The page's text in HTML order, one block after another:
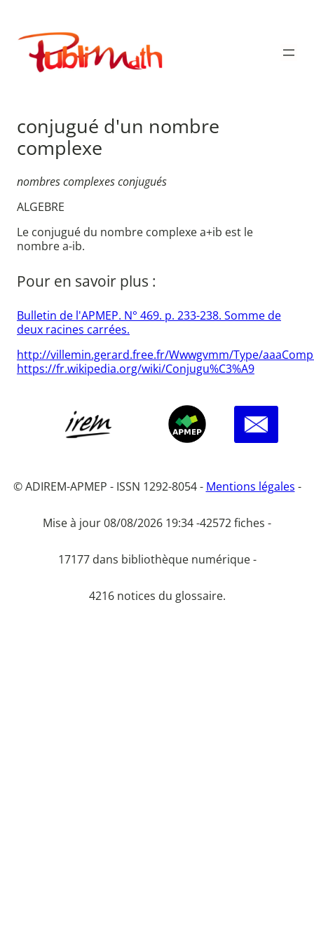
contenu
Publimath
conjugué d'un nombre
complexe
nombres complexes conjugués
ALGEBRE
Le conjugué du nombre complexe a+ib est le
nombre a-ib.
Pour en savoir plus :
Bulletin de l'APMEP. N° 469. p. 233-238. Somme de
deux racines carrées.
http://villemin.gerard.free.fr/Wwwgvmm/Type/
https://fr.wikipedia.org/wiki/Conjugu%C3%A9
© ADIREM-APMEP - ISSN 1292-8054 - Mentions légales -
Mise à jour 08/08/2026 19:34 -42572 fiches -
17177 dans bibliothèque numérique -
4216 notices du glossaire.